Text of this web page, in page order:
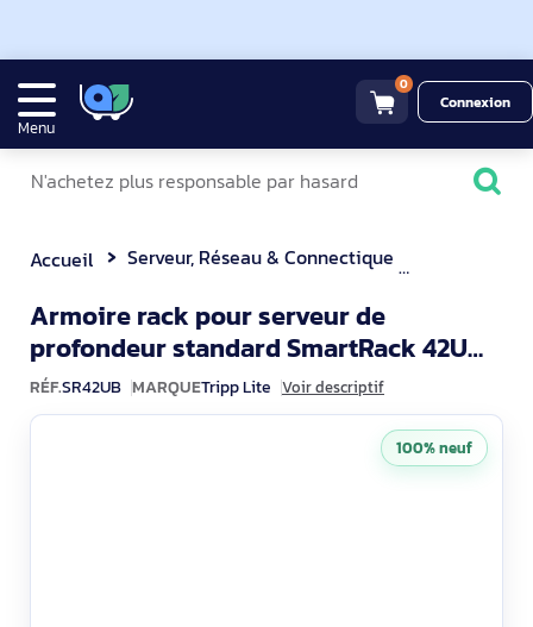
Menu
0
Connexion
Accueil Serveur, Réseau & Connectique
Armoire rack pour serveur de
profondeur standard SmartRack 42U
avec portes et panneaux latéraux
RÉF.SR42UB MARQUETripp Lite Voir descriptif
100% neuf